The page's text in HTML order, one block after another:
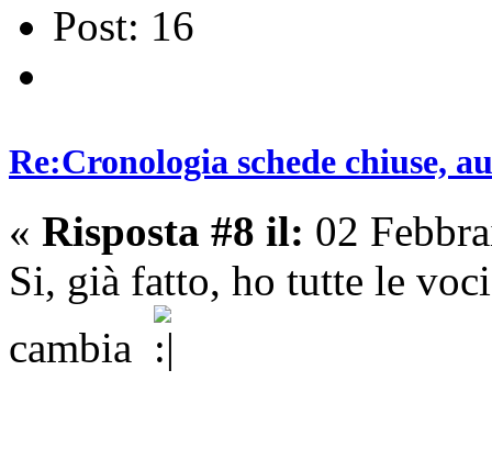
Post: 16
Re:Cronologia schede chiuse,
« Risposta #8 il: 02
Si, già fatto, ho tutte le
cambia